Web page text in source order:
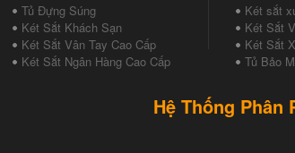
Tủ Đựng Súng
Két Sắt Khách Sạn
Két Sắt Vân Tay Cao Cấp
Két Sắt Ngân Hàng Cao Cấp
Két sắt
Két Sắt
Két Sắt
Tủ Bảo
Hệ Thống Phân